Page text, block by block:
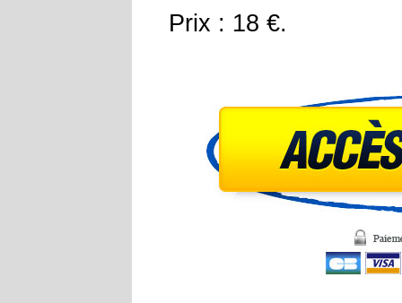
Prix : 18 €.